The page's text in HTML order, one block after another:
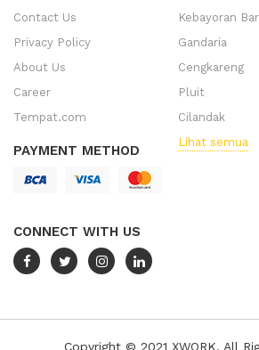
Contact Us
Privacy Policy
About Us
Career
Tempat.com
PAYMENT METHOD
CONNECT WITH US
Kebayoran
Gandaria
Cengkareng
Pluit
Cilandak
Lihat semua
Copyright © 2021 XWORK. All